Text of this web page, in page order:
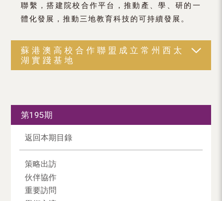
聯繫，搭建院校合作平台，推動產、學、研的一
體化發展，推動三地教育科技的可持續發展。
蘇港澳高校合作聯盟成立常州西太
湖實踐基地
第195期
返回本期目錄
策略出訪
伙伴協作
重要訪問